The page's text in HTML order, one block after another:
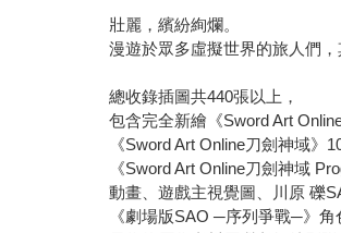
壯麗，繽紛絢爛。
漫遊於眾多虛擬世界的旅人們，
總收錄插圖共440張以上，
包含完全新繪《Sword Art
《Sword Art Online刀劍神域》
《Sword Art Online刀劍神域
動畫、遊戲主視覺圖、川原 礫
《劇場版SAO ─序列爭戰─》角